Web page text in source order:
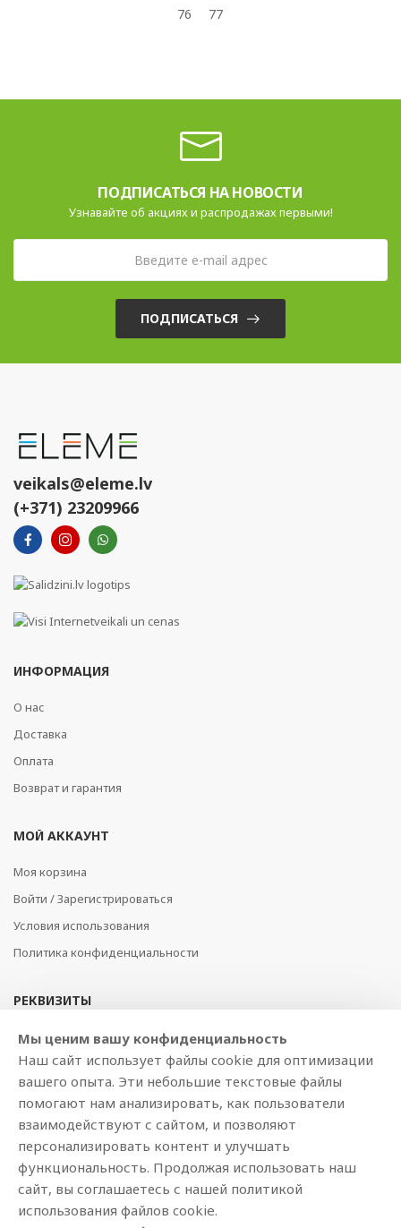
76 77
ПОДПИСАТЬСЯ НА НОВОСТИ
Узнавайте об акциях и распродажах первыми!
ПОДПИСАТЬСЯ
veikals@eleme.lv
(+371) 23209966
ИНФОРМАЦИЯ
О нас
Доставка
Оплата
Возврат и гарантия
МОЙ АККАУНТ
Моя корзина
Войти / Зарегистрироваться
Условия использования
Политика конфиденциальности
РЕКВИЗИТЫ
SIA BAJTEL.LV
Reģ Nr. 40003979897
Brīvības gatve 214b, Rīga, LV-1039, Latvija
AS Swedbank, HABALV22
LV53HABA0551019240274
Мы ценим вашу конфиденциальность
Наш сайт использует файлы cookie для оптимизации
вашего опыта. Эти небольшие текстовые файлы
помогают нам анализировать, как пользователи
взаимодействуют с сайтом, и позволяют
персонализировать контент и улучшать
функциональность. Продолжая использовать наш
сайт, вы соглашаетесь с нашей политикой
использования файлов cookie.